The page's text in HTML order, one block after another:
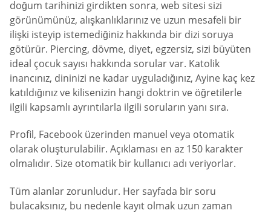
doğum tarihinizi girdikten sonra, web sitesi sizi
görünümünüz, alışkanlıklarınız ve uzun mesafeli bir
ilişki isteyip istemediğiniz hakkında bir dizi soruya
götürür. Piercing, dövme, diyet, egzersiz, sizi büyüten
ideal çocuk sayısı hakkında sorular var. Katolik
inancınız, dininizi ne kadar uyguladığınız, Ayine kaç kez
katıldığınız ve kilisenizin hangi doktrin ve öğretilerle
ilgili kapsamlı ayrıntılarla ilgili soruların yanı sıra.
Profil, Facebook üzerinden manuel veya otomatik
olarak oluşturulabilir. Açıklaması en az 150 karakter
olmalıdır. Size otomatik bir kullanıcı adı veriyorlar.
Tüm alanlar zorunludur. Her sayfada bir soru
bulacaksınız, bu nedenle kayıt olmak uzun zaman